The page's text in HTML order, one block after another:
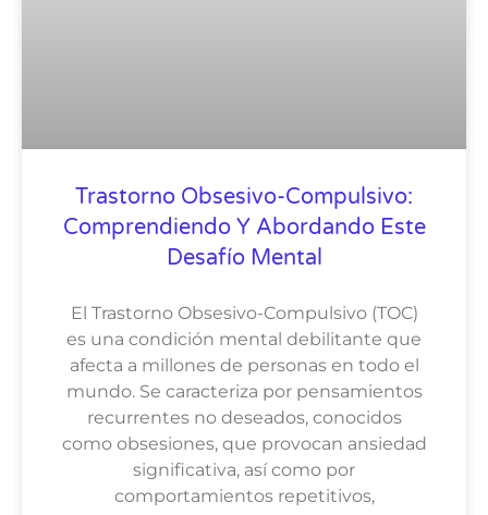
Trastorno Obsesivo-Compulsivo:
Comprendiendo Y Abordando Este
Desafío Mental
El Trastorno Obsesivo-Compulsivo (TOC)
es una condición mental debilitante que
afecta a millones de personas en todo el
mundo. Se caracteriza por pensamientos
recurrentes no deseados, conocidos
como obsesiones, que provocan ansiedad
significativa, así como por
comportamientos repetitivos,